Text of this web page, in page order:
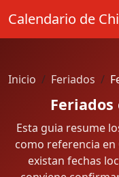
Calendario de
Inicio Feriados
Feriados
Esta guia resume
como referencia en
existan fechas